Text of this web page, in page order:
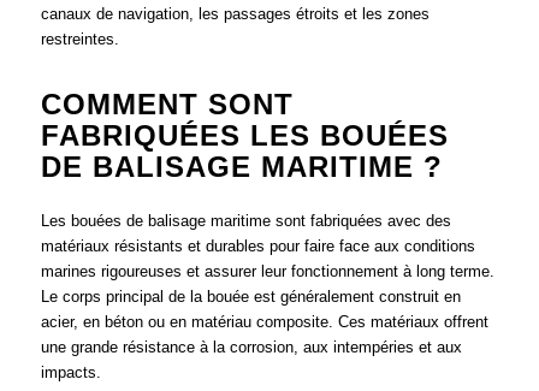
canaux de navigation, les passages étroits et les zones
restreintes.
COMMENT SONT
FABRIQUÉES LES BOUÉES
DE BALISAGE MARITIME ?
Les bouées de balisage maritime sont fabriquées avec des
matériaux résistants et durables pour faire face aux conditions
marines rigoureuses et assurer leur fonctionnement à long terme.
Le corps principal de la bouée est généralement construit en
acier, en béton ou en matériau composite. Ces matériaux offrent
une grande résistance à la corrosion, aux intempéries et aux
impacts.